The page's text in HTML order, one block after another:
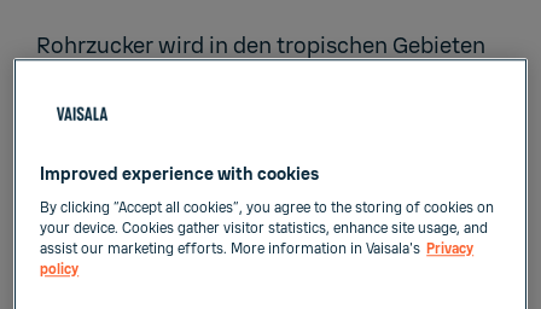
Rohrzucker wird in den tropischen Gebieten
produziert werden kann. Nach der Ernte muss
verarbeitet werden, um Zuckerverlust durch
Inversion von Saccharose in Glukose und
Fruktose zu vermeiden.
Saccharose wird in einer Rohrzuckermühle
Improved experience with cookies
By clicking “Accept all cookies”, you agree to the storing of cookies on
your device. Cookies gather visitor statistics, enhance site usage, and
assist our marketing efforts. More information in Vaisala's Privacy
policy